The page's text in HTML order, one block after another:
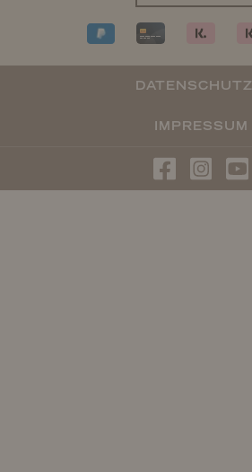
DATENSCHUTZ
IMPRESSUM